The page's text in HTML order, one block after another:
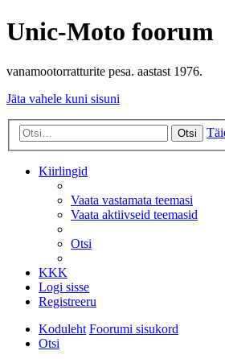
Unic-Moto foorum
vanamootorratturite pesa. aastast 1976.
Jäta vahele kuni sisuni
Otsi
Kiirlingid
Vaata vastamata teemasi
Vaata aktiivseid teemasid
Otsi
KKK
Logi sisse
Registreeru
Koduleht Foorumi sisukord
Otsi